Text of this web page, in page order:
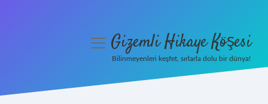
menüyüGizemli Hikaye Köşesi
Bilinmeyenleri keşfet, sırlarla dolu bir dünya!